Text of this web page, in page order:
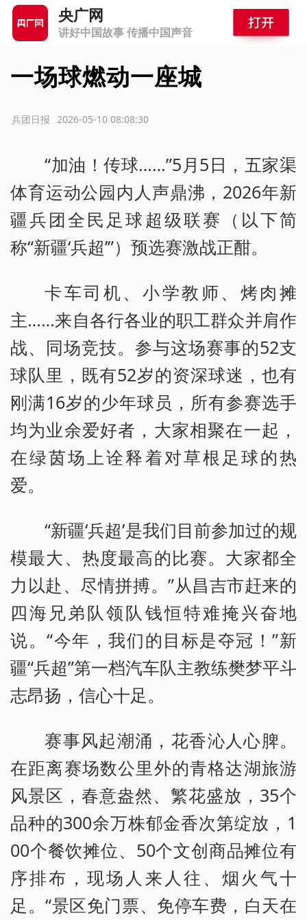
央广网
讲好中国故事 传播中国声音
一场球燃动一座城
2026-05-10 08:08:30
兵团日报
“加油！传球……”5月5日，五家渠
体育运动公园内人声鼎沸，2026年新
疆兵团全民足球超级联赛（以下简
称“新疆‘兵超’”）预选赛激战正酣。
卡车司机、小学教师、烤肉摊
主……来自各行各业的职工群众并肩作
战、同场竞技。参与这场赛事的52支
球队里，既有52岁的资深球迷，也有
刚满16岁的少年球员，所有参赛选手
均为业余爱好者，大家相聚在一起，
在绿茵场上诠释着对草根足球的热
爱。
“新疆‘兵超’是我们目前参加过的规
模最大、热度最高的比赛。大家都全
力以赴、尽情拼搏。”从昌吉市赶来的
四海兄弟队领队钱恒特难掩兴奋地
说。“今年，我们的目标是夺冠！”新
疆“兵超”第一档汽车队主教练樊梦平斗
志昂扬，信心十足。
赛事风起潮涌，花香沁人心脾。
在距离赛场数公里外的青格达湖旅游
风景区，春意盎然、繁花盛放，35个
品种的300余万株郁金香次第绽放，1
00个餐饮摊位、50个文创商品摊位有
序排布，现场人来人往、烟火气十
足。“景区免门票、免停车费，白天在